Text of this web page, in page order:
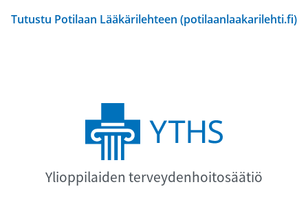
Tutustu Potilaan Lääkärilehteen (potilaanlaakarilehti.fi)
Ylioppilaiden terveydenhoitosäätiö